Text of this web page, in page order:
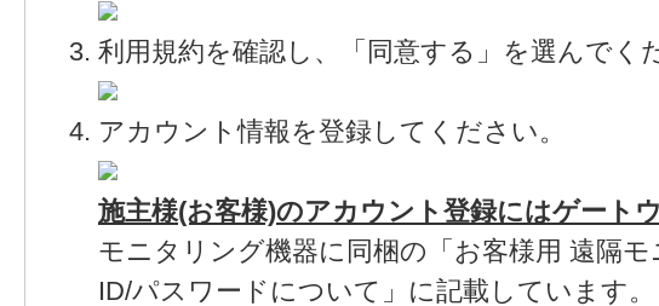
利用規約を確認し、「同意する」を選んでく
アカウント情報を登録してください。
施主様(お客様)のアカウント登録にはゲート
モニタリング機器に同梱の「お客様用 遠隔
ID/パスワードについて」に記載しています。